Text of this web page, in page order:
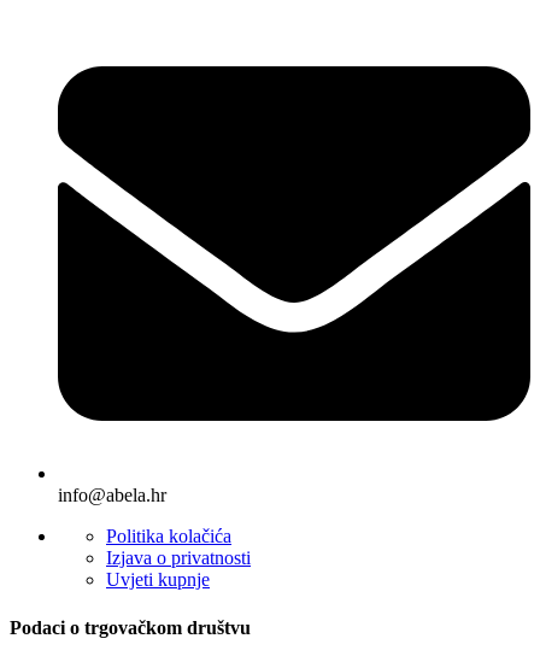
info@abela.hr
Politika kolačića
Izjava o privatnosti
Uvjeti kupnje
Podaci o trgovačkom društvu